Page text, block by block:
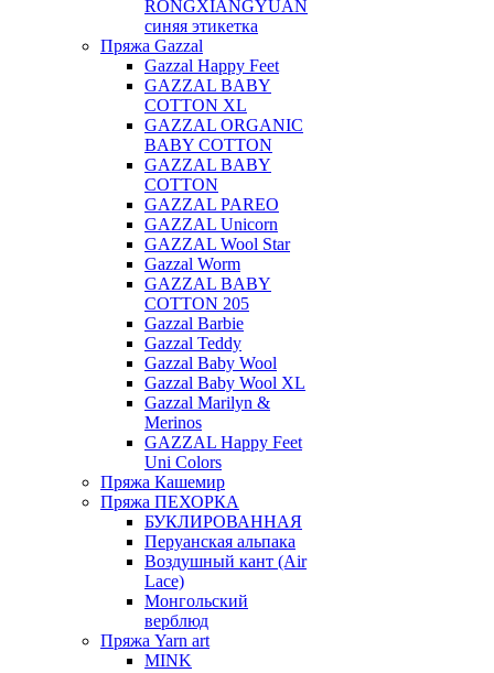
RONGXIANGYUAN
синяя этикетка
Пряжа Gazzal
Gazzal Happy Feet
GAZZAL BABY
COTTON XL
GAZZAL ORGANIC
BABY COTTON
GAZZAL BABY
COTTON
GAZZAL PAREO
GAZZAL Unicorn
GAZZAL Wool Star
Gazzal Worm
GAZZAL BABY
COTTON 205
Gazzal Barbie
Gazzal Teddy
Gazzal Baby Wool
Gazzal Baby Wool XL
Gazzal Marilyn &
Merinos
GAZZAL Happy Feet
Uni Colors
Пряжа Кашемир
Пряжа ПЕХОРКА
БУКЛИРОВАННАЯ
Перуанская альпака
Воздушный кант (Air
Lace)
Монгольский
верблюд
Пряжа Yarn art
MINK